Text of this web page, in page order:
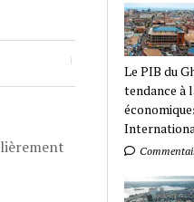
Le PIB du
tendance à